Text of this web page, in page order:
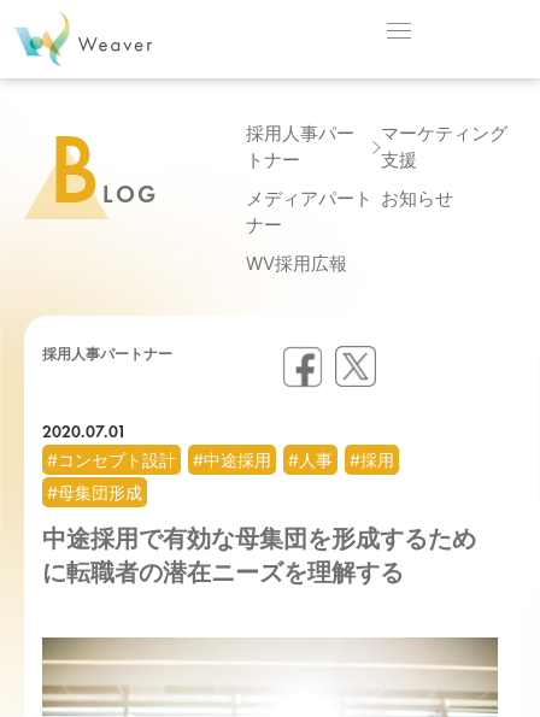
BLOG
採用人事パー
トナー
マーケティング
支援
メディアパート
ナー
お知らせ
WV採用広報
採用人事パートナー
2020.07.01
#コンセプト設計
#中途採用 #人事
#採用
#母集団形成
中途採用で有効な母集団を形成するため
に転職者の潜在ニーズを理解する